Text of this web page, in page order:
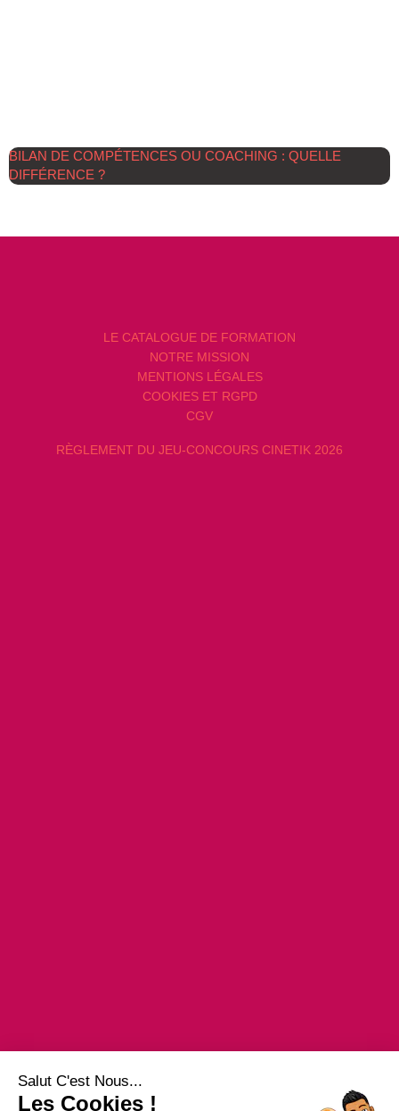
BILAN DE COMPÉTENCES OU COACHING : QUELLE
DIFFÉRENCE ?
LE CATALOGUE DE FORMATION
NOTRE MISSION
MENTIONS LÉGALES
COOKIES ET RGPD
CGV
RÈGLEMENT DU JEU-CONCOURS CINETIK 2026
Salut C'est Nous...
Les Cookies !